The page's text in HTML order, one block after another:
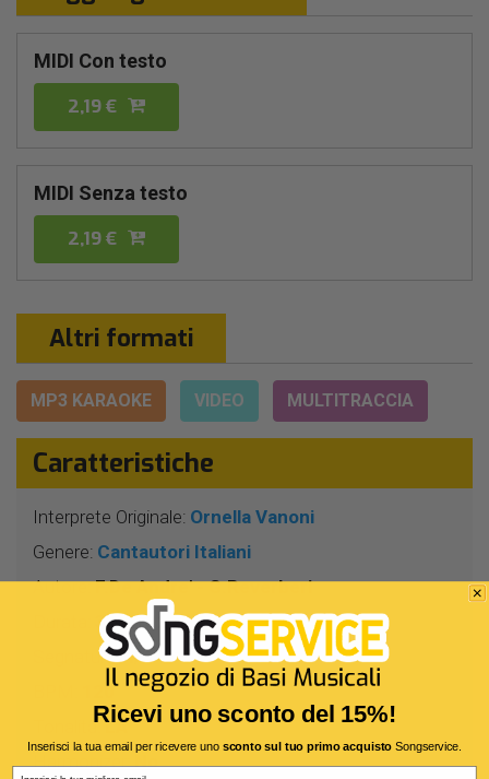
MIDI Con testo
2,19 €
MIDI Senza testo
2,19 €
Altri formati
MP3 KARAOKE VIDEO MULTITRACCIA
Caratteristiche
Interprete Originale: Ornella Vanoni
Genere: Cantautori Italiani
Autore:F.De Andre' - G.Reverberi
3 Min 32 Sec
Segnatura:4/4
120
Tonalità: LA
Harmonizer:No
Ricevi uno sconto del 15%!
Inserisci la tua email per ricevere uno sconto sul tuo primo acquistoSongservice.